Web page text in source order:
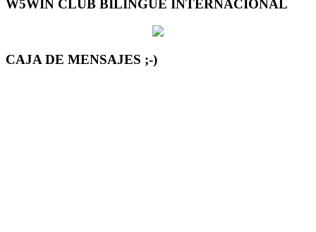
W5WIN CLUB BILINGUE INTERNACIONAL
CAJA DE MENSAJES ;-)